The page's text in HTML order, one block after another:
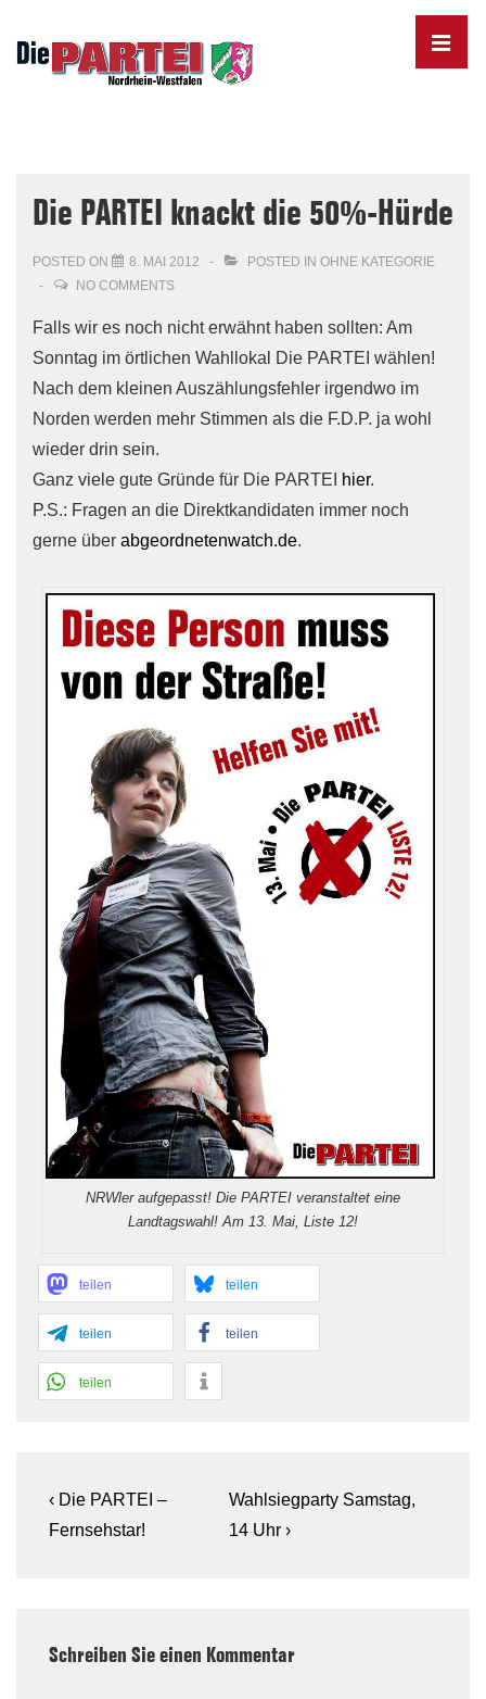
Skip
MENU
Die PARTEI knackt die 50%-Hürde
POSTED ON 8. MAI 2012 POSTED IN OHNE KATEGORIE
NO COMMENTS
Falls wir es noch nicht erwähnt haben sollten: Am
Sonntag im örtlichen Wahllokal Die PARTEI wählen!
Nach dem kleinen Auszählungsfehler irgendwo im
Norden werden mehr Stimmen als die F.D.P. ja wohl
wieder drin sein.
Ganz viele gute Gründe für Die PARTEI
hier.
P.S.: Fragen an die Direktkandidaten immer noch
gerne über abgeordnetenwatch.de.
NRWler aufgepasst! Die PARTEI veranstaltet eine
Landtagswahl! Am 13. Mai, Liste 12!
teilen teilen
teilen teilen
teilen
Beitragsnavigation
Previous
Post
‹ Die PARTEI –
Fernsehstar!
Next
Post
Wahlsiegparty Samstag,
14 Uhr ›
Schreiben Sie einen Kommentar